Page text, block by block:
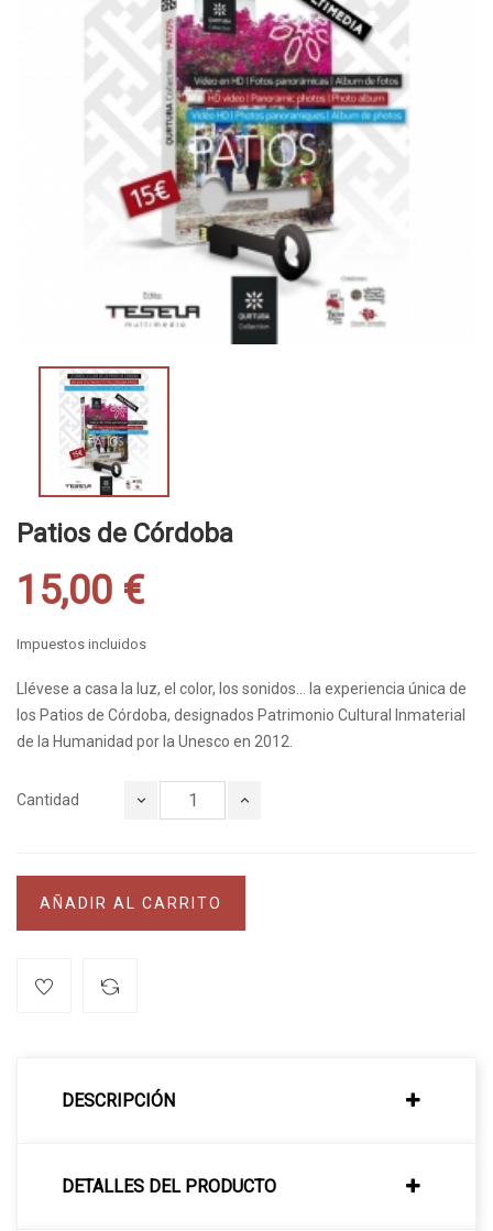
Patios de Córdoba
15,00 €
Impuestos incluidos
Llévese a casa la luz, el color, los sonidos... la experiencia única de
los Patios de Córdoba, designados Patrimonio Cultural Inmaterial
de la Humanidad por la Unesco en 2012.
Cantidad
AÑADIR AL CARRITO
DESCRIPCIÓN
DETALLES DEL PRODUCTO